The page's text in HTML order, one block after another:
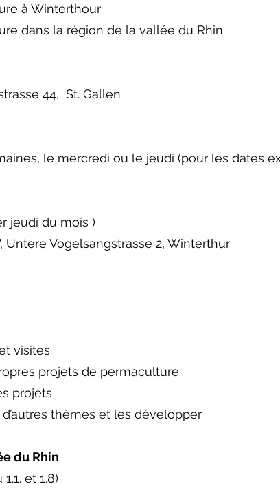
à Winterthour
dans la région de la vallée du Rhin
44, St. Gallen
le mercredi ou le jeudi (pour les dates
jeudi du mois )
Untere Vogelsangstrasse 2, Winterthur
visites
projets de permaculture
projets
thèmes et les développer
du Rhin
et 1.8)